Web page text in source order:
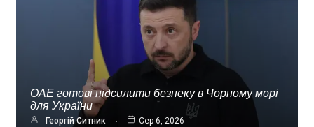
ОАЕ готові підсилити безпеку в Чорному морі
для України
Георгій Ситник Сер 6, 2026